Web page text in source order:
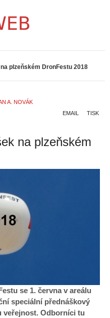
plzeňském DronFestu 2018
A. NOVÁK
TISK
EMAIL
na plzeňském
se 1. června v areálu
speciální přednáškový
veřejnost. Odborníci tu